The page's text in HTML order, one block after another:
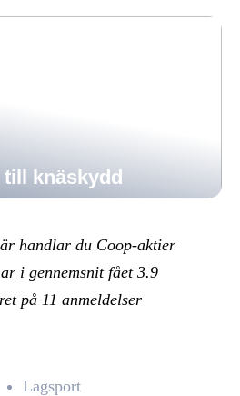
till knäskydd
handlar du Coop-aktier
i gennemsnit fået3.9
på 11 anmeldelser
Lagsport